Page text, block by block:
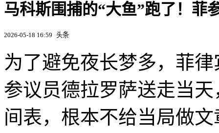
马科斯围捕的“大鱼”跑了！菲
2026-05-18 16:59 头条
为了避免夜长梦多，菲
参议员德拉罗萨送走当
间表，根本不给当局做